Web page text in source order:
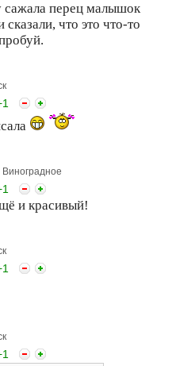
перец малышок
что это что-то
1
Виноградное
1
и красивый!
1
1